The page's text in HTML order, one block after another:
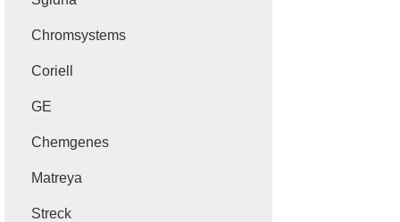
Chromsystems
Coriell
GE
Chemgenes
Matreya
Streck